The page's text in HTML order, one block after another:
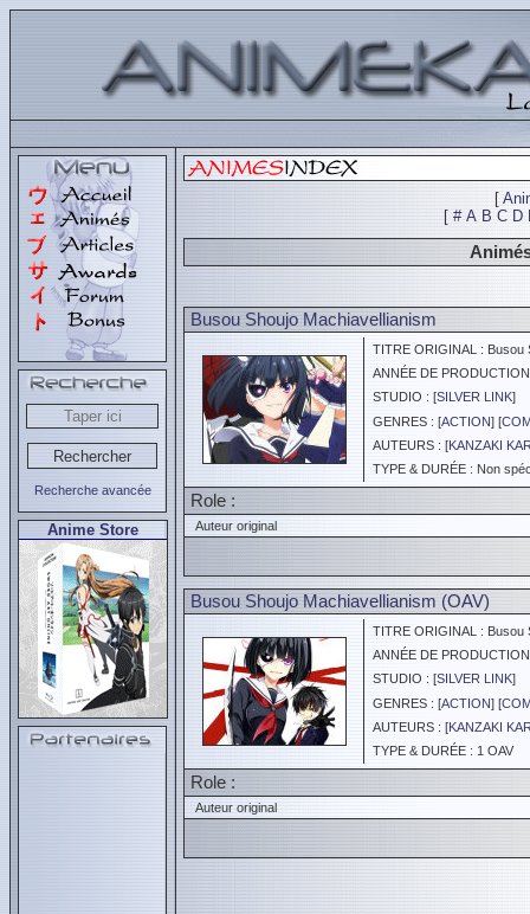
Recherche avancée
Anime Store
[
[ # A B C D
Busou Shoujo Machiavellianism
TITRE ORIGINAL : Busou
ANNÉE DE
STUDIO : [SILVER LINK]
GENRES : [ACTION] [
AUTEURS : [KANZAKI
TYPE & DURÉE : Non
Role :
Auteur original
Busou Shoujo Machiavellianism (OAV)
TITRE ORIGINAL : Busou
ANNÉE DE
STUDIO : [SILVER LINK]
GENRES : [ACTION] [
AUTEURS : [KANZAKI
TYPE & DURÉE : 1 OAV
Role :
Auteur original